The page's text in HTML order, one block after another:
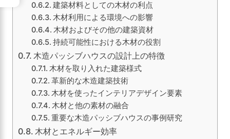
建築材料としての木材の利点
木材利用による環境への影響
木材およびその他の建築資材
持続可能性における木材の役割
木造パッシブハウスの設計上の特徴
木材を取り入れた建築様式
革新的な木造建築技術
木材を使ったインテリアデザイン要素
木材と他の素材の融合
重要な木造パッシブハウスの事例研究
木材とエネルギー効率